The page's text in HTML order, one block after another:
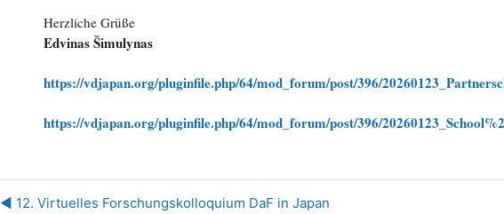
Herzliche Grüße
Edvinas Šimulynas
https://vdjapan.org/pluginfile.php/64/mod_forum/post/396/
https://vdjapan.org/pluginfile.php/64/mod_forum/post/396/
◀︎ 12. Virtuelles Forschungskolloquium DaF in Japan